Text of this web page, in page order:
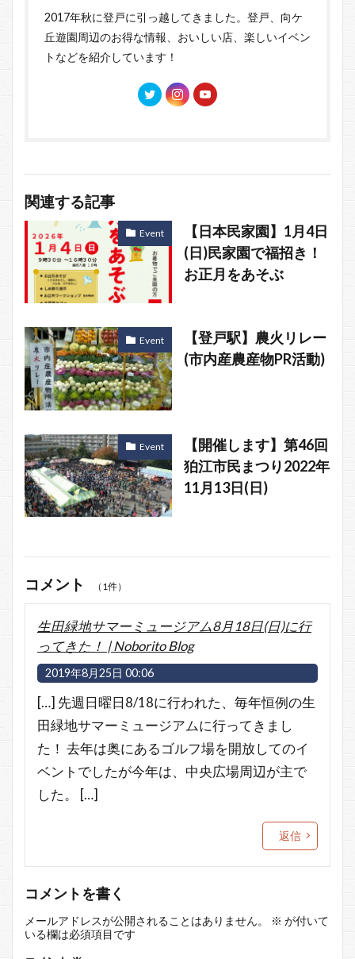
2017年秋に登戸に引っ越してきました。登戸、向ケ
丘遊園周辺のお得な情報、おいしい店、楽しいイベン
トなどを紹介しています！
関連する記事
Event
【日本民家園】1月4日
(日)民家園で福招き！
お正月をあそぶ
Event
【登戸駅】農火リレー
(市内産農産物PR活動)
Event
【開催します】第46回
狛江市民まつり2022年
11月13日(日)
コメント （1件）
生田緑地サマーミュージアム8月18日(日)に行
ってきた！ | Noborito Blog
2019年8月25日 00:06
[…] 先週日曜日8/18に行われた、毎年恒例の生
田緑地サマーミュージアムに行ってきまし
た！ 去年は奥にあるゴルフ場を開放してのイ
ベントでしたが今年は、中央広場周辺が主で
した。 […]
返信
コメントを書く
メールアドレスが公開されることはありません。 ※ が付いて
いる欄は必須項目です